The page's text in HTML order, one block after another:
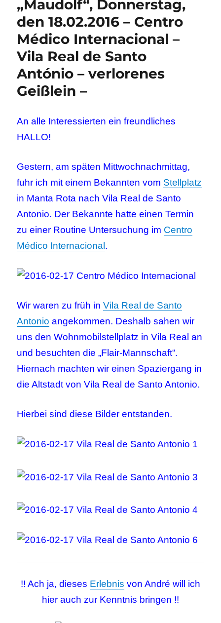
„Maudolf“, Donnerstag,
den 18.02.2016 – Centro
Médico Internacional –
Vila Real de Santo
António – verlorenes
Geißlein –
An alle Interessierten ein freundliches
HALLO!
Gestern, am späten Mittwochnachmittag,
fuhr ich mit einem Bekannten vom Stellplatz
in Manta Rota nach Vila Real de Santo
Antonio. Der Bekannte hatte einen Termin
zu einer Routine Untersuchung im Centro
Médico Internacional .
Wir waren zu früh inVila Real de Santo
Antonio angekommen. Deshalb sahen wir
uns den Wohnmobilstellplatz in Vila Real an
und besuchten die „Flair-Mannschaft“.
Hiernach machten wir einen Spaziergang in
die Altstadt von Vila Real de Santo Antonio.
Hierbei sind diese Bilder entstanden.
!! Ach ja, dieses Erlebnis von André will ich
hier auch zur Kenntnis bringen !!